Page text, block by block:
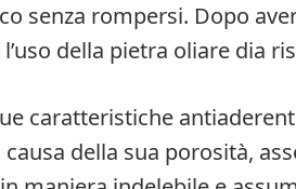
senza rompersi. Dopo
della pietra oliare dia
caratteristiche
della sua porosità,